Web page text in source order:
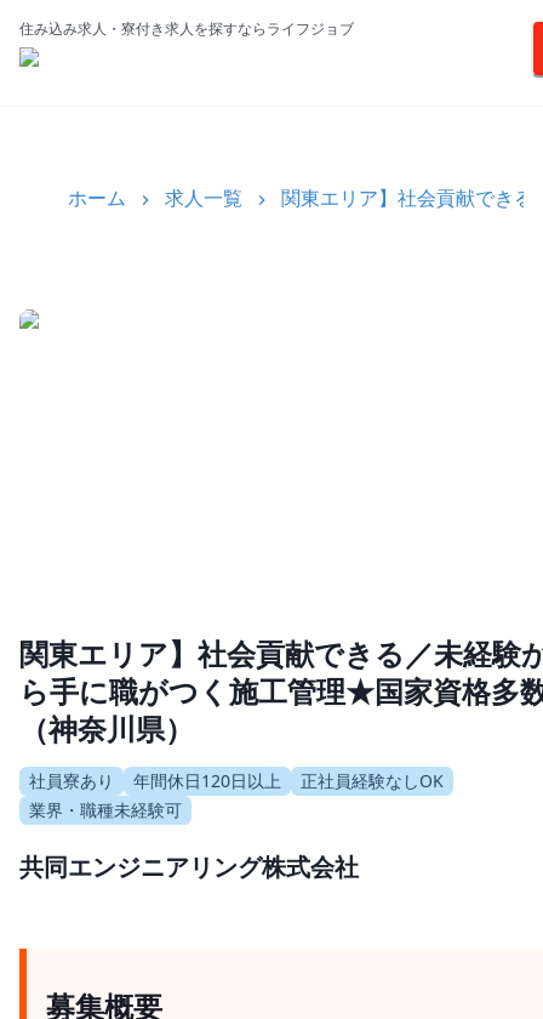
住み込み求人・寮付き求人を探すならライフジョブ
ホーム 求人一覧 関東エリア】社会貢献でき
関東エリア】社会貢献できる／未経験
ら手に職がつく施工管理★国家資格多
（神奈川県）
社員寮あり 年間休日120日以上
正社員経験なしOK
業界・職種未経験可
共同エンジニアリング株式会社
募集概要